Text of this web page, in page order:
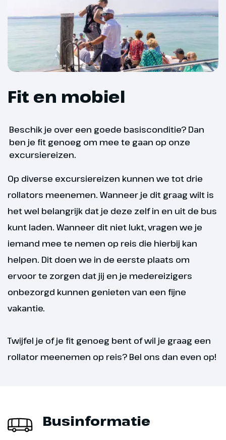
Fit en mobiel
Beschik je over een goede basisconditie? Dan
ben je fit genoeg om mee te gaan op onze
excursiereizen.
Op diverse excursiereizen kunnen we tot drie
rollators meenemen. Wanneer je dit graag wilt is
het wel belangrijk dat je deze zelf in en uit de bus
kunt laden. Wanneer dit niet lukt, vragen we je
iemand mee te nemen op reis die hierbij kan
helpen. Dit doen we in de eerste plaats om
ervoor te zorgen dat jij en je medereizigers
onbezorgd kunnen genieten van een fijne
vakantie.
Twijfel je of je fit genoeg bent of wil je graag een
rollator meenemen op reis? Bel ons dan even op!
Businformatie